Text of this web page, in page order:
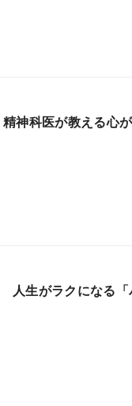
神科医が教える心
人生がラクになる